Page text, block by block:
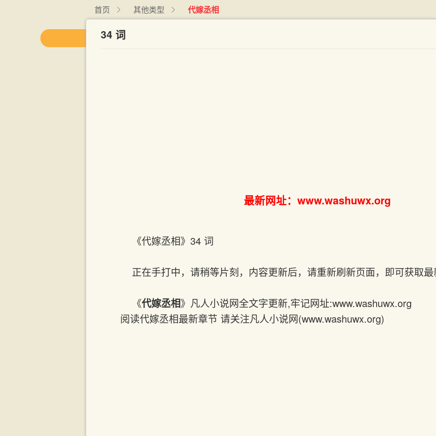
首页 其他类型 代嫁丞相
34 词
最新网址：www.washuwx.org
《代嫁丞相》34 词
正在手打中，请稍等片刻，内容更新后，请重新刷新页面，即可获取最
《代嫁丞相》凡人小说网全文字更新,牢记网址:www.washuwx.org
阅读代嫁丞相最新章节 请关注凡人小说网(www.washuwx.org)